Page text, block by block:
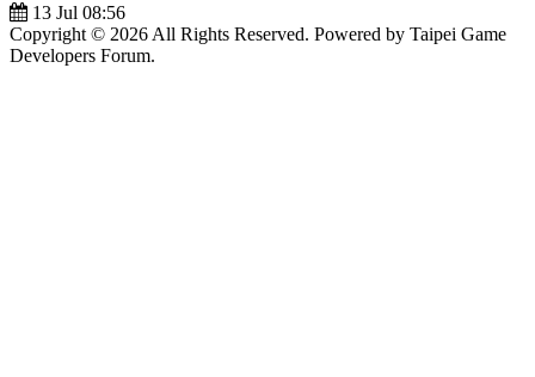
13 Jul 08:56
Copyright © 2026 All Rights Reserved. Powered by Taipei Game
Developers Forum.